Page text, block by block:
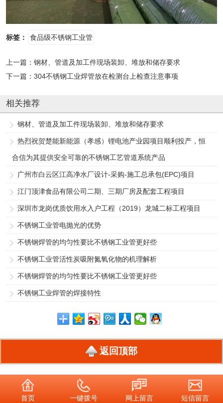
标签： 食品级不锈钢工业管
上一篇： 钢材、管道及加工件现场装卸、堆放和储存要求
下一篇： 304不锈钢工业焊管放在检测台上检查注意事项
相关推荐
钢材、管道及加工件现场装卸、堆放和储存要求
热烈祝贺楚能新能源（孝感）锂电池产业园项目顺利投产，恒
合信为其提供安全可靠的不锈钢工艺管道系统产品
广州市白云区江高净水厂设计-采购-施工总承包(EPC)项目
江门顶津食品有限公司二期、三期厂房及配套工程项目
深圳市龙岗优质饮用水入户工程（2019）龙城二标工程项目
不锈钢工业管电抛光的优势
不锈钢焊管的均匀性要比不锈钢工业管更好些
不锈钢工业管活性炭吸附氮氧化物的机理解析
不锈钢焊管的均匀性要比不锈钢工业管更好些
不锈钢工业焊管的焊接特性
首页 一键拨号 网上留言 短信留言
返回顶部